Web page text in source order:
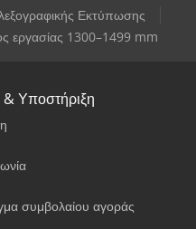
Εκτύπωσης
εργασίας 1300–1499 mm
& Υποστήριξη
συμβολαίου αγοράς